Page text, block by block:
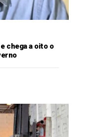
chega a oito o